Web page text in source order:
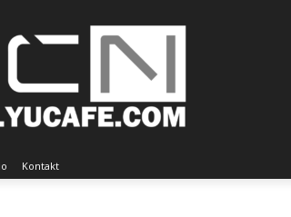
Kontakt